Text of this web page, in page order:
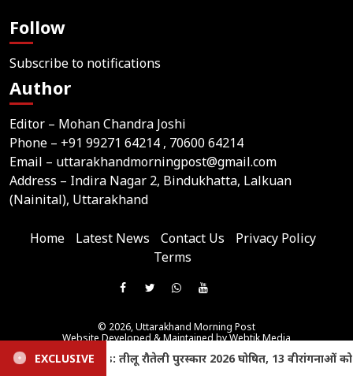
Follow
Subscribe to notifications
Author
Editor – Mohan Chandra Joshi
Phone – +91 99271 64214 , 70600 64214
Email – uttarakhandmorningpost@gmail.com
Address – Indira Nagar 2, Bindukhatta, Lalkuan
(Nainital), Uttarakhand
Home Latest News Contact Us
Privacy Policy
Terms
Like
On
Facebook
Follow
On
Twitter
Join
WhatsApp
Group
Subscribe
YouTube
Channel
on
© 2026,Uttarakhand Morning Post
Website Developed & Maintained by Webtik Media
assumes no responsibility for its content.
EXCLUSIVE
वीरांगनाओं को सम्मानित करेंगे सीएम धामी Uttarakhand